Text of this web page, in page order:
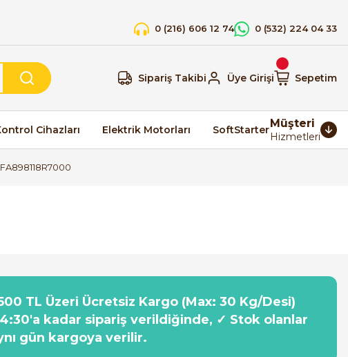
0 (216) 606 12 74 0 (532) 224 04 33
Sipariş Takibi Üye Girişi Sepetim
Cihazları Elektrik Motorları SoftStarterMüşteri
Hizmetleri
TL Üzeri Ücretsiz Kargo (Max: 30 Kg/Desi)
kadar sipariş verildiğinde, ✓ Stok olanlar
gün kargoya verilir.